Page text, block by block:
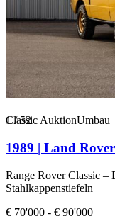
1/52
Classic AuktionUmbau
1989 | Land
Range Rover Classic
Stahlkappenstiefeln
€ 70'000 - € 90'000